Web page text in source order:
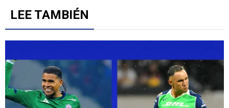
LEE TAMBIÉN